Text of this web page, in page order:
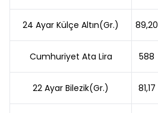
24 Ayar Külçe Altın(Gr.) 89,20
Cumhuriyet Ata Lira 588
22 Ayar Bilezik(Gr.) 81,17